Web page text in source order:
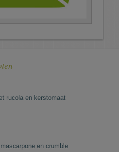
rucola en kerstomaat
en crumble